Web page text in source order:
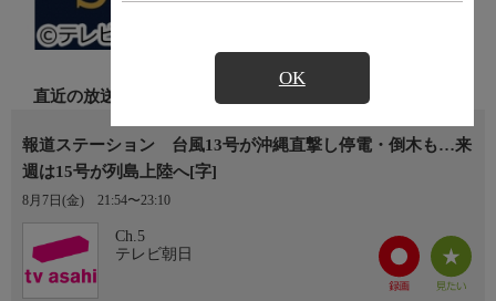
OK
直近の放送
報道ステーション 台風13号が沖縄直撃し停電・倒木も…来
週は15号が列島上陸へ[字]
8月7日(金) 21:54〜23:10
Ch.5
テレビ朝日